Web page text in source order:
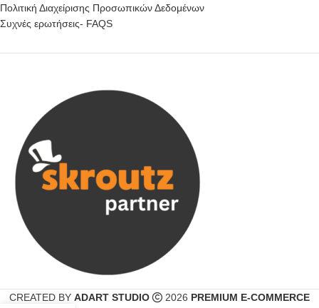
Πολιτική Διαχείρισης Προσωπικών Δεδομένων
Συχνές ερωτήσεις- FAQS
CREATED BY ADART STUDIO 2026 PREMIUM E-COMMERCE